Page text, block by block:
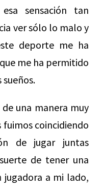
sensación tan
ver sólo lo malo y
deporte me ha
me ha permitido
una manera muy
fuimos coincidiendo
de jugar juntas
de tener una
jugadora a mi lado,